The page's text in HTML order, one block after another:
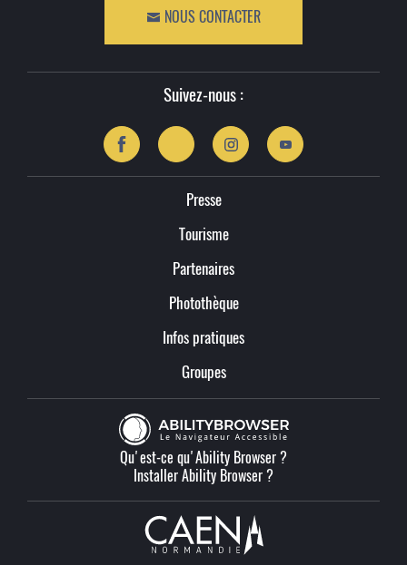
NOUS CONTACTER
Suivez-nous :
Presse
Tourisme
Partenaires
Photothèque
Infos pratiques
Groupes
Qu'est-ce qu'Ability Browser ?
Installer Ability Browser ?